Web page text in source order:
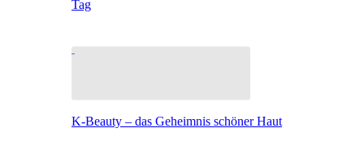
Tag
K-Beauty – das Geheimnis schöner Haut